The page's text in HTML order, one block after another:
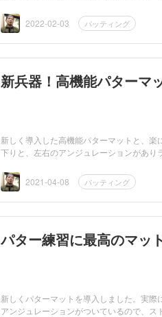
2022-02-03
パッティング
新兵器！高機能パターマ
新しく導入した高機能パターマットと、
下りと、左右のアンジュレーションがあり
2021-04-08
パッティング
パター練習に最高のマッ
新しくパターマットを導入しました。実
アンジュレーションがついているので、ス